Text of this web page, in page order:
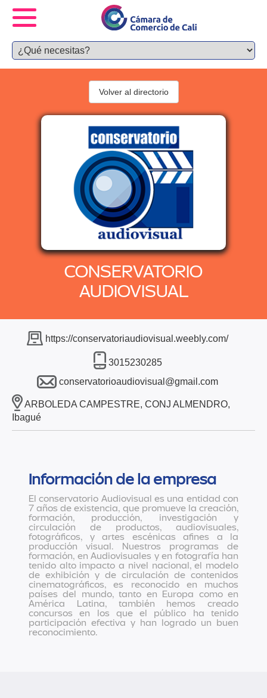
CONSERVATORIO
AUDIOVISUAL
Volver al directorio
https://conservatoriaudiovisual.weebly.com/
3015230285
conservatorioaudiovisual@gmail.com
ARBOLEDA CAMPESTRE, CONJ ALMENDRO,
Ibagué
Información de la empresa
El conservatorio Audiovisual es una entidad con
7 años de existencia, que promueve la creación,
formación, producción, investigación y
circulación de productos, audiovisuales,
fotográficos, y artes escénicas afines a la
producción visual. Nuestros programas de
formación, en Audiovisuales y en fotografía han
tenido alto impacto a nivel nacional, el modelo
de exhibición y de circulación de contenidos
cinematográficos, es reconocido en muchos
países del mundo, tanto en Europa como en
América Latina, también hemos creado
concursos en los que el público ha tenido
participación efectiva y han logrado un buen
reconocimiento.